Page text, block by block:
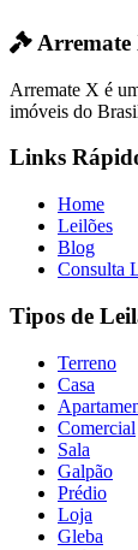
Arremate
Arremate X é
imóveis do
Links
Home
Leilões
Blog
Consulta
Tipos de
Terreno
Casa
Comercial
Sala
Galpão
Prédio
Loja
Gleba